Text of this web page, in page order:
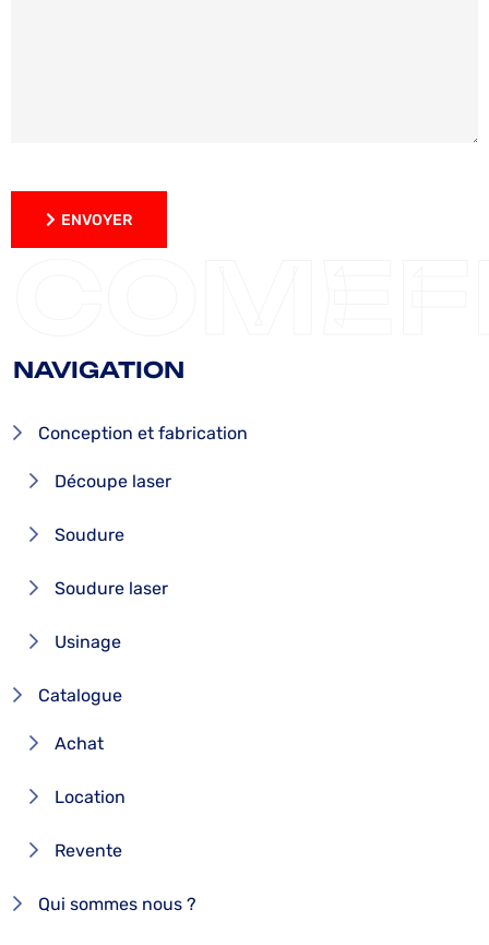
ENVOYER
NAVIGATION
Conception et fabrication
Découpe laser
Soudure
Soudure laser
Usinage
Catalogue
Achat
Location
Revente
Qui sommes nous ?